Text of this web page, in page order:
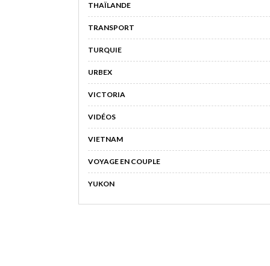
THAÏLANDE
TRANSPORT
TURQUIE
URBEX
VICTORIA
VIDÉOS
VIETNAM
VOYAGE EN COUPLE
YUKON